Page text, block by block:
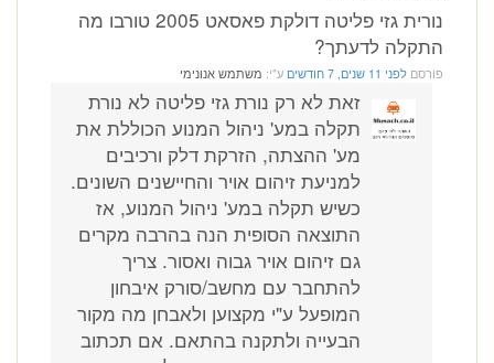
נורית גזי פליטה דולקת פאסאט 2005 טורבו מה
התקלה לדעתך?
פורסם לפני 11 שנים, 7 חודשים ע"י: משתמש אנונימי
זאת לא רק נורת גזי פליטה לא נורת
תקלה במע' ניהול המנוע הכוללת את
מע' ההצתה, הזרקת דלק ורכיבים
למניעת זיהום אויר והחיישנים השונים.
כשיש תקלה במע' ניהול המנוע, אז
התוצאה הסופית הנה בהרבה מקרים
גם זיהום אויר גבוה ואסור. צריך
להתחבר עם מחשב/סורק איבחון
המופעל ע"י מקצוען ולאבחן מה מקור
הבעייה ולתקנה בהתאם. אם תכתוב